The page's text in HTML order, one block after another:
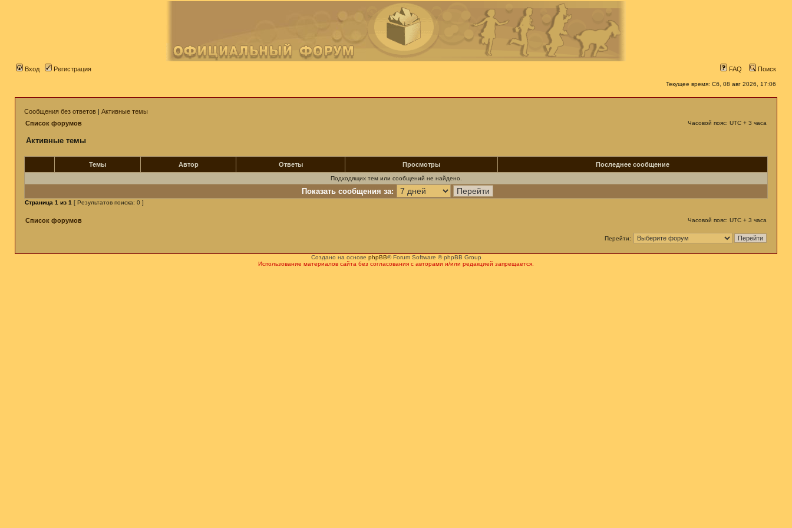
Вход Регистрация FAQ Поиск
Текущее время: Сб, 08 авг 2026, 17:06
Сообщения без ответов | Активные темы
Список форумов
Часовой пояс: UTC + 3 часа
Активные темы
Темы Автор Ответы Просмотры Последнее сообщение
Подходящих тем или сообщений не найдено.
Показать сообщения за:
Страница 1 из 1 [ Результатов поиска: 0 ]
Список форумов Часовой пояс: UTC + 3 часа
Перейти:
Создано на основе phpBB® Forum Software © phpBB Group
Использование материалов сайта без согласования с авторами и/или редакцией запрещается.